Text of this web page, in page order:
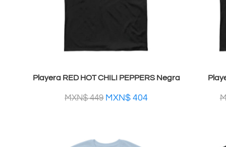
Playera RED HOT CHILI PEPPERS Negra
MXN$449 MXN$ 404